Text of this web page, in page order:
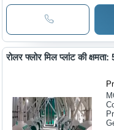
रोलर फ्लोर मिल प्लांट की